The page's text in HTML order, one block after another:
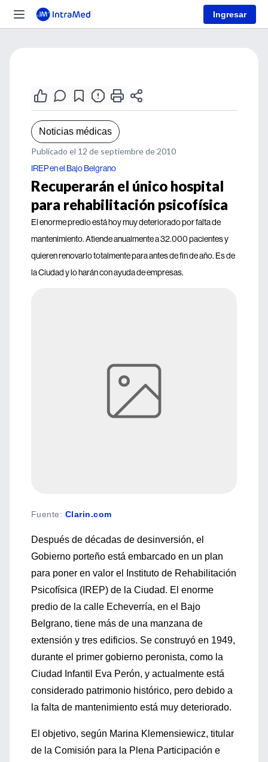
Ingresar
Noticias médicas
Publicado el 12 de septiembre de 2010
IREP en el Bajo Belgrano
Recuperarán el único hospital
para rehabilitación psicofísica
El enorme predio está hoy muy deteriorado por falta de
mantenimiento. Atiende anualmente a 32.000 pacientes y
quieren renovarlo totalmente para antes de fin de año. Es de
la Ciudad y lo harán con ayuda de empresas.
Fuente: Clarin.com
Después de décadas de desinversión, el
Gobierno porteño está embarcado en un plan
para poner en valor el Instituto de Rehabilitación
Psicofísica (IREP) de la Ciudad. El enorme
predio de la calle Echeverría, en el Bajo
Belgrano, tiene más de una manzana de
extensión y tres edificios. Se construyó en 1949,
durante el primer gobierno peronista, como la
Ciudad Infantil Eva Perón, y actualmente está
considerado patrimonio histórico, pero debido a
la falta de mantenimiento está muy deteriorado.
El objetivo, según Marina Klemensiewicz, titular
de la Comisión para la Plena Participación e